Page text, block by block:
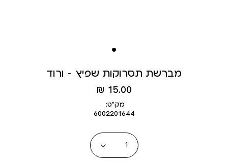
מברשת תסרוקות שפיץ - ורוד
מחיר
מוצר
15.00 ₪
מק״ט:
6002201644
כמות